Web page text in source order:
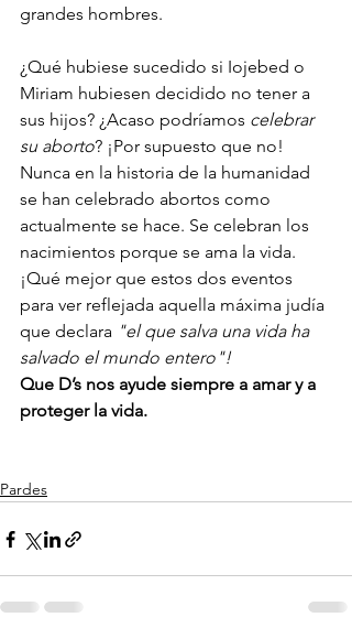
grandes hombres.
¿Qué hubiese sucedido si Iojebed o
Miriam hubiesen decidido no tener a
sus hijos? ¿Acaso podríamos celebrar
su aborto? ¡Por supuesto que no!
Nunca en la historia de la humanidad
se han celebrado abortos como
actualmente se hace. Se celebran los
nacimientos porque se ama la vida.
¡Qué mejor que estos dos eventos
para ver reflejada aquella máxima judía
que declara "el que salva una vida ha
salvado el mundo entero"!
Que D’s nos ayude siempre a amar y a
proteger la vida.
Pardes